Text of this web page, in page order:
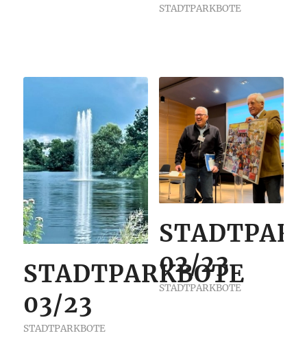
STADTPARKBOTE
STADTPARKBOTE
03/23
STADTPARKBOTE
02/23
STADTPARKBOTE